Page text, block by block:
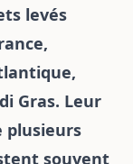
levés
Gras. Leur
plusieurs
souvent